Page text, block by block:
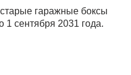
гаражные боксы
1 сентября 2031 года.